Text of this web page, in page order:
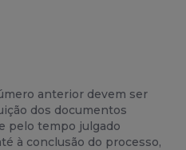
anterior devem ser
dos documentos
pelo tempo julgado
à conclusão do processo,